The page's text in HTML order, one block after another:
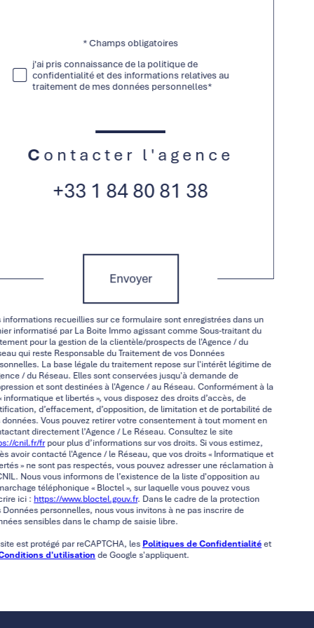
Validation* Champs obligatoires
j'ai pris connaissance de la politique de
confidentialité et des informations relatives au
traitement de mes données personnelles*
Contacter l'agence
+33 1 84 80 81 38
Envoyer
informations recueillies sur ce formulaire sont enregistrées dans un
informatisé par La Boite Immo agissant comme Sous-traitant du
pour la gestion de la clientèle/prospects de l'Agence / du
qui reste Responsable du Traitement de vos Données
La base légale du traitement repose sur l'intérêt légitime de
/ du Réseau. Elles sont conservées jusqu'à demande de
et sont destinées à l'Agence / au Réseau. Conformément à la
informatique et libertés », vous disposez des droits d’accès, de
d’effacement, d’opposition, de limitation et de portabilité de
données. Vous pouvez retirer votre consentement à tout moment en
directement l’Agence / Le Réseau. Consultez le site
cnil.fr/frpour plus d’informations sur vos droits. Si vous estimez,
avoir contacté l'Agence / le Réseau, que vos droits « Informatique et
» ne sont pas respectés, vous pouvez adresser une réclamation à
Nous vous informons de l’existence de la liste d'opposition au
téléphonique « Bloctel », sur laquelle vous pouvez vous
ici : https://www.bloctel.gouv.fr. Dans le cadre de la protection
Données personnelles, nous vous invitons à ne pas inscrire de
sensibles dans le champ de saisie libre.
est protégé par reCAPTCHA, lesPolitiques de Confidentialitéet
d'utilisationde Google s'appliquent.